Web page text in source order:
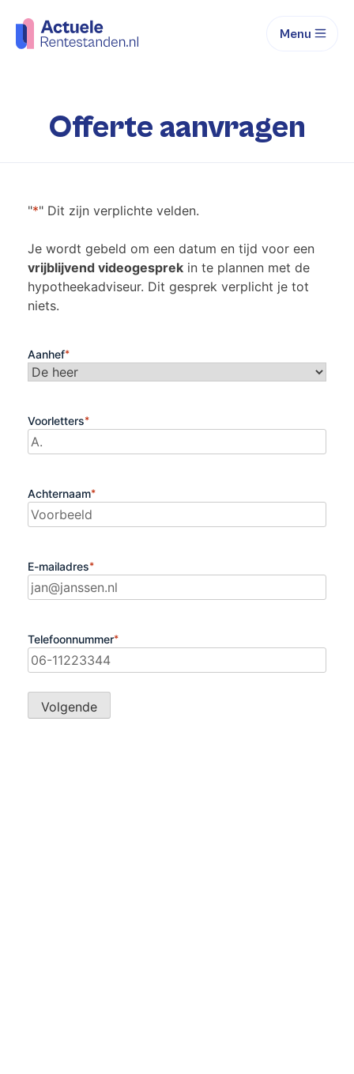
Menu
Offerte aanvragen